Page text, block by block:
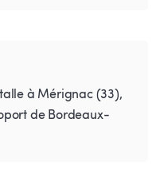
à Mérignac (33),
de Bordeaux-